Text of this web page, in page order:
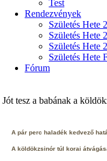
Test
Rendezvények
Születés Hete
Születés Hete
Születés Hete
Születés Hete
Fórum
Jót tesz a babának a
A pár perc haladék kedvező
A köldökzsinór túl korai